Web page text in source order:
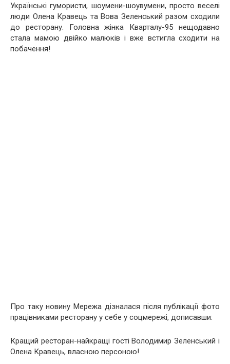
Українські гумористи, шоумени-шоувумени, просто веселі
люди Олена Кравець та Вова Зеленський разом сходили
до ресторану. Головна жінка Кварталу-95 нещодавно
стала мамою двійко малюків і вже встигла сходити на
побачення!
Про таку новину Мережа дізналася після публікації фото
працівниками ресторану у себе у соцмережі, дописавши:
Кращий ресторан-найкращі гості Володимир Зеленський і
Олена Кравець, власною персоною!